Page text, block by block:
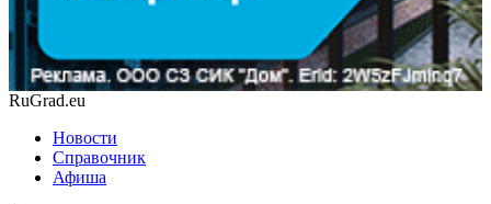
RuGrad.eu
Новости
Справочник
Афиша